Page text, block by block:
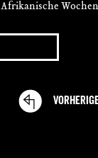
Afrikanische Wochen